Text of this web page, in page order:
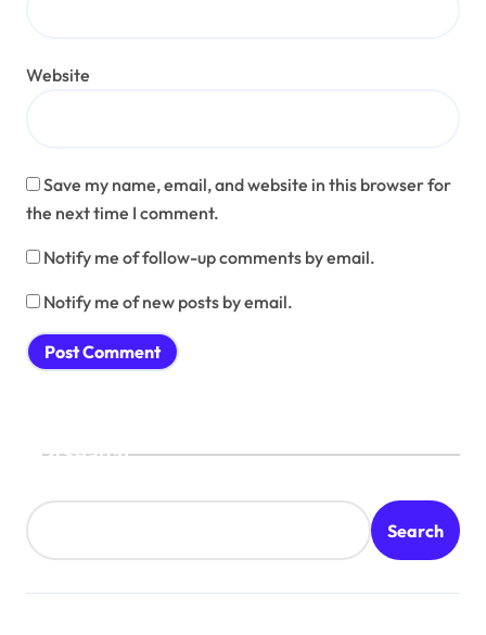
Website
Save my name, email, and website in this browser for
the next time I comment.
Notify me of follow-up comments by email.
Notify me of new posts by email.
Search
Search